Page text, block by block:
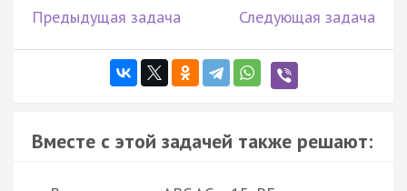
Предыдущая задача Следующая задача
Вместе с этой задачей также решают: